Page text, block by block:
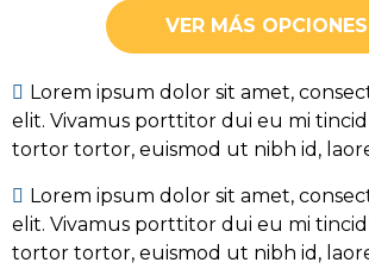
VER MÁS OPCIONES
Lorem ipsum dolor sit amet,
elit. Vivamus porttitor dui eu mi
tortor tortor, euismod ut nibh id,
Lorem ipsum dolor sit amet,
elit. Vivamus porttitor dui eu mi
tortor tortor, euismod ut nibh id,